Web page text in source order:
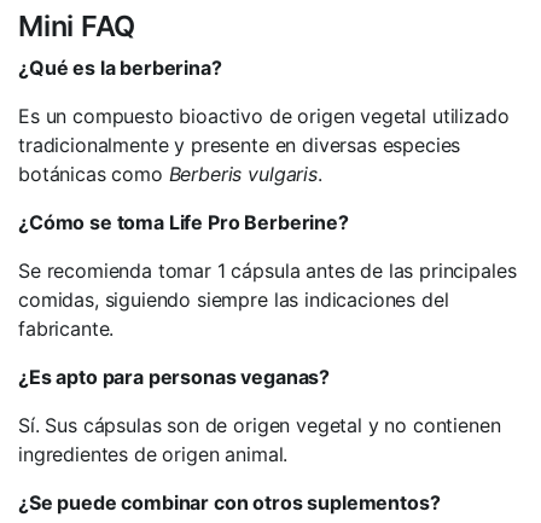
Mini FAQ
¿Qué es la berberina?
Es un compuesto bioactivo de origen vegetal utilizado
tradicionalmente y presente en diversas especies
botánicas como Berberis vulgaris.
¿Cómo se toma Life Pro Berberine?
Se recomienda tomar 1 cápsula antes de las principales
comidas, siguiendo siempre las indicaciones del
fabricante.
¿Es apto para personas veganas?
Sí. Sus cápsulas son de origen vegetal y no contienen
ingredientes de origen animal.
¿Se puede combinar con otros suplementos?